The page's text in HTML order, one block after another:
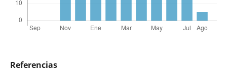
Referencias